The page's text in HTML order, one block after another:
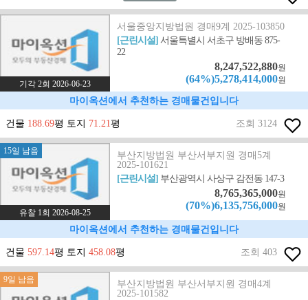
기각 2회 2026-06-23
서울중앙지방법원 경매9계 2025-103850
[근린시설]서울특별시 서초구 방배동 875-
22
8,247,522,880원
(64%)5,278,414,000원
마이옥션에서 추천하는 경매물건입니다
건물 188.69평 토지 71.21평 조회 3124
15일 남음
유찰 1회 2026-08-25
부산지방법원 부산서부지원 경매5계
2025-101621
[근린시설] 부산광역시 사상구 감전동 147-3
8,765,365,000원
(70%)6,135,756,000원
마이옥션에서 추천하는 경매물건입니다
건물 597.14평 토지 458.08평 조회 403
9일 남음
부산지방법원 부산서부지원 경매4계
2025-101582